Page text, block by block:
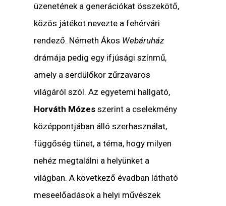
üzenetének a generációkat összekötő,
közös játékot nevezte a fehérvári
rendező. Németh Ákos Webáruház
drámája pedig egy ifjúsági színmű,
amely a serdülőkor zűrzavaros
világáról szól. Az egyetemi hallgató,
Horváth Mózes szerint a cselekmény
középpontjában álló szerhasználat,
függőség tünet, a téma, hogy milyen
nehéz megtalálni a helyünket a
világban. A következő évadban látható
meseelőadások a helyi művészek